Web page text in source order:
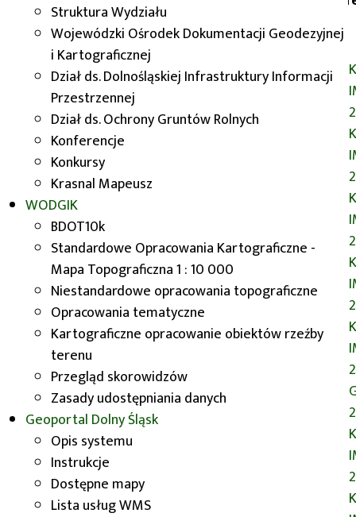
Struktura Wydziału
Wojewódzki Ośrodek Dokumentacji Geodezyjnej
i Kartograficznej
Dział ds. Dolnośląskiej Infrastruktury Informacji
Przestrzennej
Dział ds. Ochrony Gruntów Rolnych
Konferencje
Konkursy
Krasnal Mapeusz
WODGIK
BDOT10k
Standardowe Opracowania Kartograficzne -
Mapa Topograficzna 1 : 10 000
Niestandardowe opracowania topograficzne
Opracowania tematyczne
Kartograficzne opracowanie obiektów rzeźby
terenu
Przegląd skorowidzów
Zasady udostępniania danych
Geoportal Dolny Śląsk
Opis systemu
Instrukcje
Dostępne mapy
Lista usług WMS
GISDay 2013
Wydział Geodezji i Kartografiijuż po
raz dziesiąty wziął czynny udział w
obchodach Międzynarodowego Dnia
Systemów Informacji Geograficznej -
GISday 2013. Pracownicy uczestniczyli
w przygotowanej z tej okazji
konferencji, która odbyła się w
nowowybudowanym budynku
GEOCENTRUM Politechniki
Wrocławskiej. Podczas sesji
referatowej zaprezentowano
uczestnikom funkcjonalności oraz
najnowsze wizualizacje
mapoweGEOPORTALU Dolnego
Śląska. Prezentacja zaowocowała
ciekawą dyskusją dotyczącą
propozycji rozbudowy portalu o nowe
moduły mapowe i dodatkowe
narzędzia.